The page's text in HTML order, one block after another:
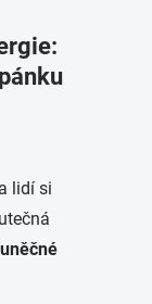
lidí si